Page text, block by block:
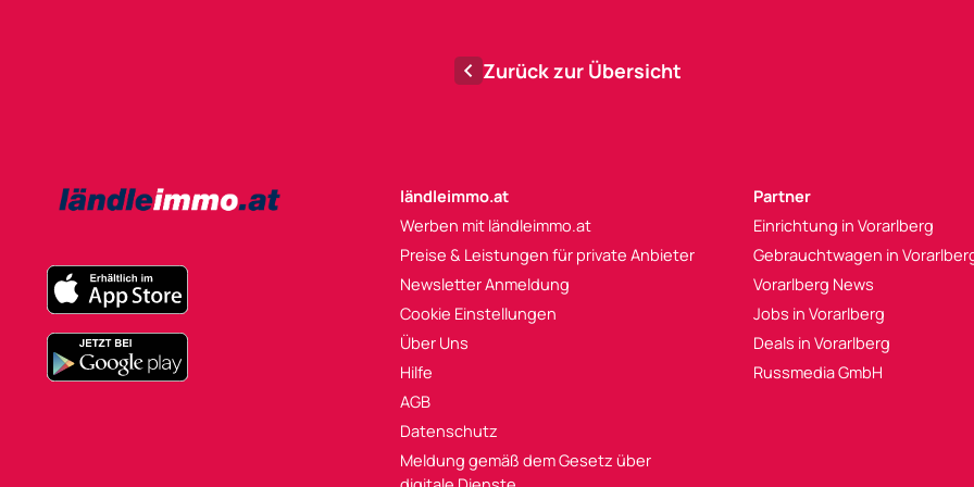
Zurück zur Übersicht
ländleimmo.at
Werben mit ländleimmo.at
Preise & Leistungen für private Anbieter
Newsletter Anmeldung
Cookie Einstellungen
Über Uns
Hilfe
AGB
Datenschutz
Meldung gemäß dem Gesetz über
Partner
Einrichtung in Vorarlberg
Gebrauchtwagen in
Vorarlberg News
Jobs in Vorarlberg
Deals in Vorarlberg
Russmedia GmbH